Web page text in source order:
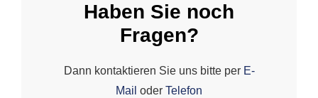
Haben Sie noch
Fragen?
Dann kontaktieren Sie uns bitte per E-
Mail oder Telefon